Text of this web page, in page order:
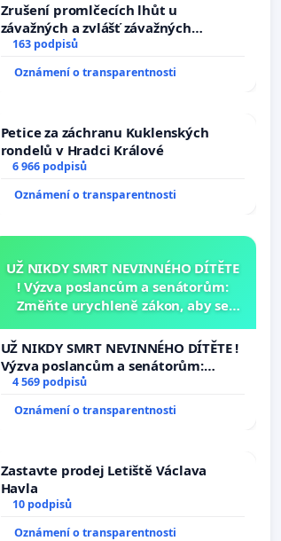
Zrušení promlčecích lhůt u
závažných a zvlášť závažných
trestných činů
163 podpisů
Oznámení o transparentnosti
Petice za záchranu Kuklenských
rondelů v Hradci Králové
6 966 podpisů
Oznámení o transparentnosti
UŽ NIKDY SMRT NEVINNÉHO DÍTĚTE
! Výzva poslancům a senátorům:
Změňte urychleně zákon, aby se
opakovat!
UŽ NIKDY SMRT NEVINNÉHO DÍTĚTE !
Výzva poslancům a senátorům:
Změňte urychleně zákon, aby se
opakovat!
4 569 podpisů
Oznámení o transparentnosti
Zastavte prodej Letiště Václava
Havla
10 podpisů
Oznámení o transparentnosti